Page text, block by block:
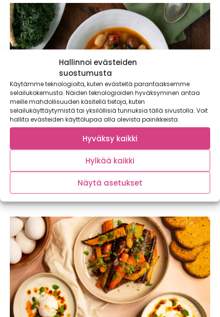
Hallinnoi evästeiden
suostumusta
Käytämme teknologioita, kuten evästeitä parantaaksemme
selailukokemusta. Näiden teknologioiden hyväksyminen antaa
meille mahdollisuuden käsitellä tietoja, kuten
selailukäyttäytymistä tai yksilöllisiä tunnuksia tällä sivustolla. Voit
hallita evästeiden käyttölupaa alla olevista painikkeista.
Hyväksy kaikki
Hylkää kaikki
Näytä asetukset
Chorizo-papukeitto – lämmittävä keitto
Lämmittävä chorizo-papukeitto on perinteisen nakkikeiton
haastaja! Tämä soppa maistuu koko perheelle ja maksaa
alle...